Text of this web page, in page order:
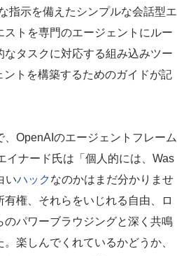
指示を備えたシンプルな会話型エ
トを専門のエージェントにルー
タスクに対応する組み込みツー
トを構築するためのガイドが記
OpenAIのエージェントフレーム
イナード氏は「個人的には、Was
いハック なのかはまだ分かりませ
権、それらをいじれる自由、ロ
パワーブラウジングと深く共鳴
楽しんでくれているかどうか、